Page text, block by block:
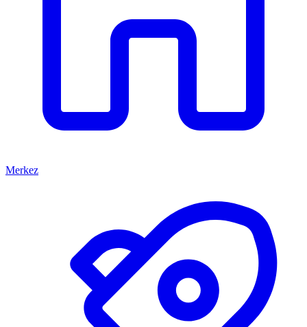
Merkez